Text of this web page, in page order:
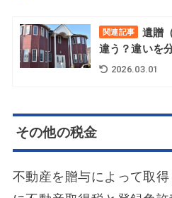
関連記事
遺贈
違う？違いを
2026.03.01
その他の税金
不動産を贈与によって取